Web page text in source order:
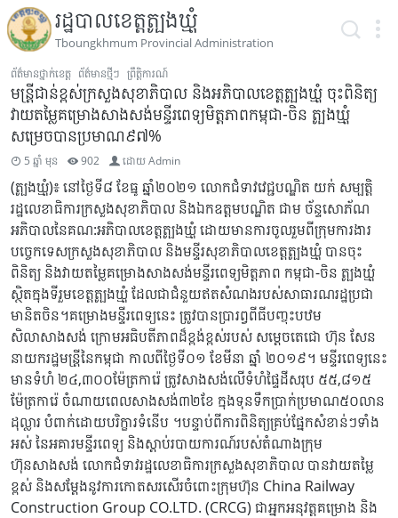
រដ្ឋបាលខេត្តត្បូងឃ្មុំ
Tboungkhmum Provincial Administration
ព័ត៌មានថ្នាក់ខេត្ត ព័ត៌មានថ្មីៗ ព្រឹត្តិការណ៍
មន្ត្រីជាន់ខ្ពស់ក្រសួងសុខាភិបាល និងអភិបាលខេត្តត្បូងឃ្មុំ ចុះពិនិត្យ
វាយតម្លៃគម្រោងសាងសង់មន្ទីរពេទ្យមិត្តភាពកម្ពុជា-ចិន ត្បូងឃ្មុំ
សម្រេចបានប្រមាណ៩៧%
5 ឆ្នាំ មុន 902 ដោយAdmin
(ត្បូងឃ្មុំ)៖ នៅថ្ងៃទី៨ ខែធ្នូ ឆ្នាំ២០២១ លោកជំទាវវេជ្ជបណ្ឌិត យក់ សម្បត្តិ
រដ្ឋលេខាធិការក្រសួងសុខាភិបាល និងឯកឧត្តម​បណ្ឌិត​ ជាម ច័ន្ទសោភ័ណ
អភិបាលនៃគណ:អភិបាលខេត្តត្បូងឃ្មុំ ដោយមានការចូលរួមពីក្រុមការងារ
បច្ចេកទេសក្រសួងសុខាភិបាល និងមន្ទីរសុខាភិបាលខេត្តត្បូងឃ្មុំ បានចុះ
ពិនិត្យ និងវាយតម្លៃគម្រោងសាងសង់មន្ទីរពេទ្យមិត្តភាព កម្ពុជា-ចិន ត្បូងឃ្មុំ
ស្ថិតក្នុងទីរួមខេត្តត្បូងឃ្មុំ ដែលជាជំនួយឥតសំណងរបស់សាធារណរដ្ឋប្រជា
មានិតចិន។គម្រោងមន្ទីរពេទ្យនេះ ត្រូវបានប្រារព្វពីធីបញ្ចុះបឋម
សិលាសាងសង់ ក្រោមអធិបតីភាពដ៏ខ្ពង់ខ្ពស់របស់ សម្តេចតេជោ ហ៊ុន សែន
នាយករដ្ឋមន្ត្រីនៃកម្ពុជា កាលពីថ្ងៃទី០១ ខែមីនា ឆ្នាំ ២០១៩។ មន្ទីរពេទ្យនេះ
មានទំហំ ២៤,៣០០ម៉ែត្រការ៉េ ត្រូវសាងសង់លើទំហំផ្ទៃដីសរុប ៥៥,៨១៥
ម៉ែត្រការ៉េ ចំណាយពេលសាងសង់៣២ខែ ក្នុងទុនទឹកប្រាក់ប្រមាណ៥០លាន
ដុល្លារ បំពាក់ដោយបរិក្ខារទំនើប ។បន្ទាប់ពីការពិនិត្យគ្រប់ផ្នែកសំខាន់ៗទាំង
អស់ នៃអគារមន្ទីរពេទ្យ និងស្តាប់របាយការណ៍របស់តំណាងក្រុម
ហ៊ុនសាងសង់ លោកជំទាវរដ្ឋលេខាធិការក្រសួងសុខាភិបាល បានវាយតម្លៃ
ខ្ពស់ និងសម្តែងនូវការកោតសរសើរចំពោះក្រុមហ៊ុន China Railway
Construction Group CO.LTD. (CRCG) ជាអ្នកអនុវត្តគម្រោង និង